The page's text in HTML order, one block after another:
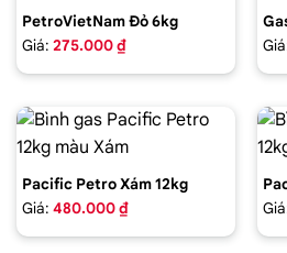
PetroVietNam Đỏ 6kg
Giá: 275.000 ₫
Pacific Petro Xám 12kg
Giá: 480.000 ₫